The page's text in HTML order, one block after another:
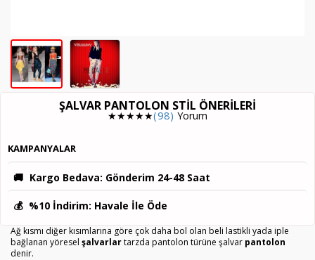
ŞALVAR PANTOLON STIL ÖNERILERI
★★★★★(98) Yorum
KAMPANYALAR
🚚 Kargo Bedava: Gönderim 24-48 Saat
💰 %10 İndirim: Havale İle Öde
Ağ kısmı diğer kısımlarına göre çok daha bol olan beli lastikli yada iple
bağlanan yöresel şalvarlartarzda pantolon türüne şalvar pantolon
denir.